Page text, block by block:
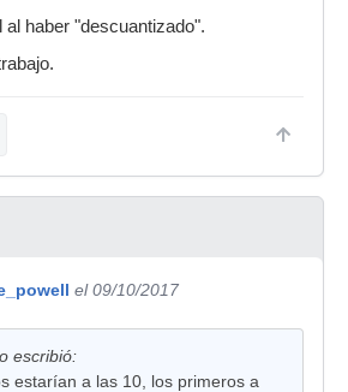
al haber "descuantizado".
el 09/10/2017
escribió:
estarían a las 10, los primeros a